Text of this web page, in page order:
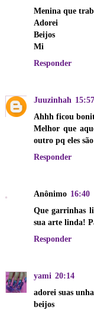
Menina que
Adorei
Beijos
Mi
Responder
Juuzinhah 15:57
Ahhh ficou
Melhor que
outro pq eles
Responder
Anônimo 16:40
Que garrinhas
sua arte linda!
Responder
yami 20:14
adorei suas
beijos